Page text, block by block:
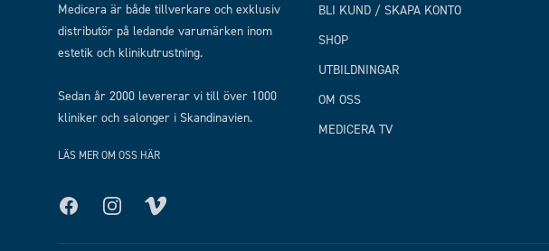
Medicera är både tillverkare och exklusiv
distributör på ledande varumärken inom
estetik och klinikutrustning.
Sedan år 2000 levererar vi till över 1000
kliniker och salonger i Skandinavien.
LÄS MER OM OSS HÄR
FacebookInstagram
BLI KUND / SKAPA KONTO
SHOP
UTBILDNINGAR
OM OSS
MEDICERA TV